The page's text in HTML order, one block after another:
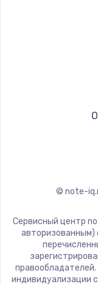
© note-
Сервисный центр
авторизованным)
индивидуализации